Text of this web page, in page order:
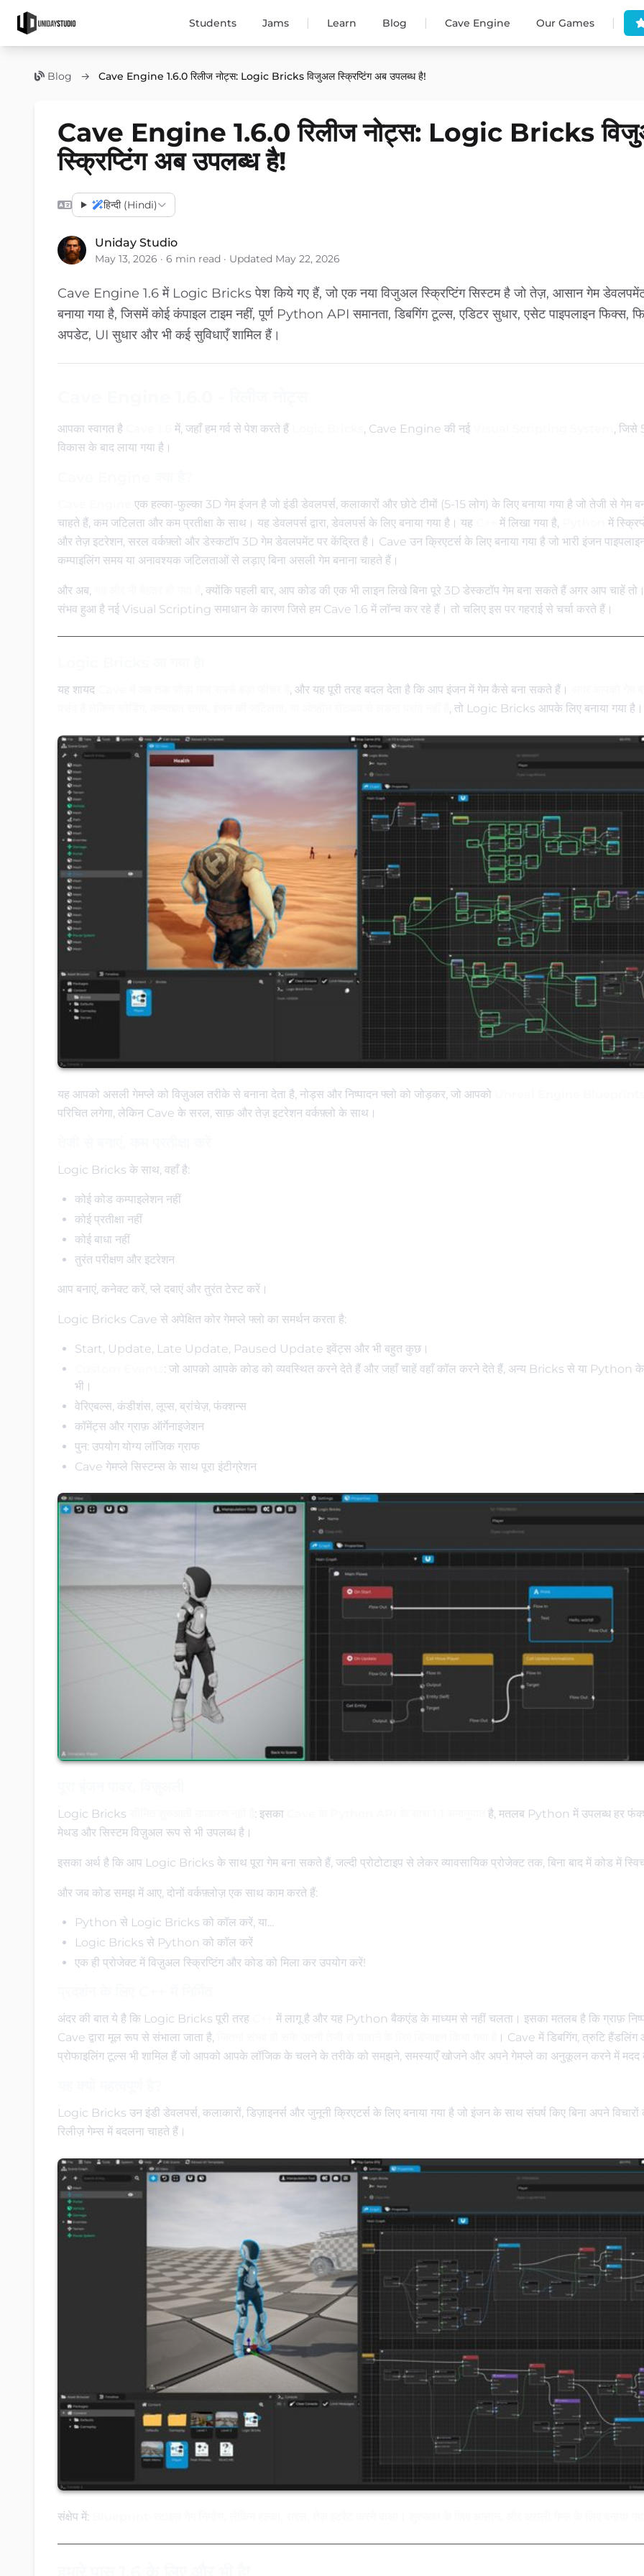
Students Jams | Learn Blog | Cave Engine Our Games |
Blog → Cave Engine 1.6.0 रिलीज नोट्स: Logic Bricks विजुअल स्क्रिप्टिंग अब उपलब्ध है!
Cave Engine 1.6.0 रिलीज नोट्स: Logic Bricks
स्क्रिप्टिंग अब उपलब्ध है!
हिन्दी (Hindi)
Uniday Studio
May 13, 2026 · 6 min read · Updated May 22, 2026
Cave Engine 1.6 में Logic Bricks पेश किये गए हैं, जो एक नया विजुअल स्क्रिप्टिंग सिस्टम है जो तेज़, आसान गेम
बनाया गया है, जिसमें कोई कंपाइल टाइम नहीं, पूर्ण Python API समानता, डिबगिंग टूल्स, एडिटर सुधार, एसेट पाइपलाइन फिक्स,
अपडेट, UI सुधार और भी कई सुविधाएँ शामिल हैं।
आपका स्वागत है में, जहाँ हम गर्व से पेश करते हैं , Cave Engine की नई
, जिसे
विकास के बाद लाया गया है।
एक हल्का-फुल्का 3D गेम इंजन है जो इंडी डेवलपर्स, कलाकारों और छोटे टीमों (5-15 लोग) के लिए बनाया गया है जो तेजी से गेम
चाहते हैं, कम जटिलता और कम प्रतीक्षा के साथ। यह डेवलपर्स द्वारा, डेवलपर्स के लिए बनाया गया है। यह
में लिखा गया है,
में
और तेज़ इटरेशन, सरल वर्कफ़्लो और डेस्कटॉप 3D गेम डेवलपमेंट पर केंद्रित है। Cave उन क्रिएटर्स के लिए बनाया गया है जो भारी इंजन
कम्पाइलिंग समय या अनावश्यक जटिलताओं से लड़ाए बिना असली गेम बनाना चाहते हैं।
और अब,
, क्योंकि पहली बार, आप कोड की एक भी लाइन लिखे बिना पूरे 3D डेस्कटॉप गेम बना सकते हैं अगर आप चाहें
संभव हुआ है नई Visual Scripting समाधान के कारण जिसे हम Cave 1.6 में लॉन्च कर रहे हैं। तो चलिए इस पर गहराई से चर्चा करते हैं।
यह शायद , और यह पूरी तरह बदल देता है कि आप इंजन में गेम कैसे बना सकते हैं।
, तो Logic Bricks आपके लिए बनाया गया है।
यह आपको असली गेमप्ले को विज़ुअल तरीके से बनाना देता है, नोड्स और निष्पादन फ्लो को जोड़कर, जो आपको
परिचित लगेगा, लेकिन Cave के सरल, साफ़ और तेज़ इटरेशन वर्कफ़्लो के साथ।
Logic Bricks के साथ, वहाँ है:
कोई कोड कम्पाइलेशन नहीं
कोई प्रतीक्षा नहीं
कोई बाधा नहीं
तुरंत परीक्षण और इटरेशन
आप बनाएं, कनेक्ट करें, प्ले दबाएं और तुरंत टेस्ट करें।
Logic Bricks Cave से अपेक्षित कोर गेमप्ले फ्लो का समर्थन करता है:
Start, Update, Late Update, Paused Update इवेंट्स और भी बहुत कुछ।
: जो आपको आपके कोड को व्यवस्थित करने देते हैं और जहाँ चाहें वहाँ कॉल करने देते हैं, अन्य Bricks से या Python
भी।
वेरिएबल्स, कंडीशंस, लूप्स, ब्रांचेज़, फंक्शन्स
कॉमेंट्स और ग्राफ़ ऑर्गेनाइजेशन
पुन: उपयोग योग्य लॉजिक ग्राफ
Cave गेमप्ले सिस्टम्स के साथ पूरा इंटीग्रेशन
Logic Bricks : इसका
है, मतलब Python में उपलब्ध हर
मेथड और सिस्टम विज़ुअल रूप से भी उपलब्ध है।
इसका अर्थ है कि आप Logic Bricks के साथ पूरा गेम बना सकते हैं, जल्दी प्रोटोटाइप से लेकर व्यावसायिक प्रोजेक्ट तक, बिना बाद में कोड में
और जब कोड समझ में आए, दोनों वर्कफ़्लोज़ एक साथ काम करते हैं:
Python से Logic Bricks को कॉल करें, या...
Logic Bricks से Python को कॉल करें
एक ही प्रोजेक्ट में विज़ुअल स्क्रिप्टिंग और कोड को मिला कर उपयोग करें!
अंदर की बात ये है कि Logic Bricks पूरी तरह
में लागू है और यह Python बैकएंड के माध्यम से नहीं चलता। इसका मतलब है कि ग्राफ़
Cave द्वारा मूल रूप से संभाला जाता है,
। Cave में डिबगिंग, त्रुटि हैंडलिंग
प्रोफाइलिंग टूल्स भी शामिल हैं जो आपको आपके लॉजिक के चलने के तरीके को समझने, समस्याएँ खोजने और अपने गेमप्ले का अनुकूलन करने में
Logic Bricks उन इंडी डेवलपर्स, कलाकारों, डिज़ाइनर्स और जुनूनी क्रिएटर्स के लिए बनाया गया है जो इंजन के साथ संघर्ष किए बिना अपने विचारों
रिलीज़ गेम्स में बदलना चाहते हैं।
संक्षेप में: